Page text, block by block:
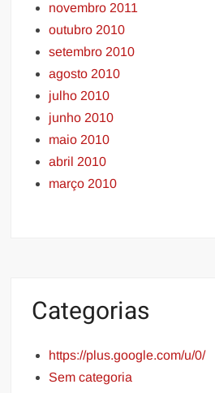
novembro 2011
outubro 2010
setembro 2010
agosto 2010
julho 2010
junho 2010
maio 2010
abril 2010
março 2010
Categorias
https://plus.google.com/u/0/
Sem categoria